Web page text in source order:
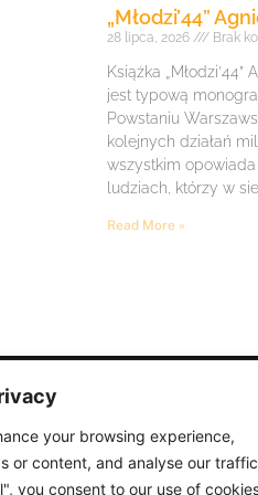
your browsing experience,
or content, and analyse our
you consent to our use of
„Młodzi’44”
28 lipca, 2026 Brak
Książka
jest typową
Powstaniu
kolejnych działań
wszystkim opowiada
ludziach, którzy w
Read More »
GŁÓWNA
I KONCERTY KONTAKT